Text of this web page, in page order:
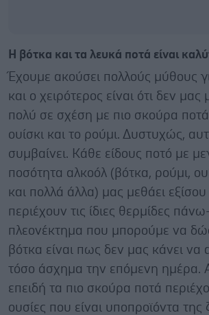
Η βότκα και τα λευκά ποτά είναι
Έχουμε ακούσει πολλούς μύθους
και ο χειρότερος είναι ότι δεν μας
πολύ σε σχέση με πιο σκούρα
ουίσκι και το ρούμι. Δυστυχώς,
συμβαίνει. Κάθε είδους ποτό με
ποσότητα αλκοόλ (βότκα, ρούμι,
και πολλά άλλα) μας μεθάει
περιέχουν τις ίδιες θερμίδες
πλεονέκτημα που μπορούμε να
βότκα είναι πως δεν μας κάνει να
τόσο άσχημα την επόμενη ημέρα.
επειδή τα πιο σκούρα ποτά
ουσίες που είναι υποπροϊόντα